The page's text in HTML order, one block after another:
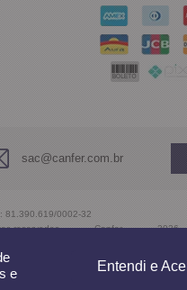
e
Entendi e
sac@canfer.com.br
81.390.619/0002-32
reservados-Canfer-2026